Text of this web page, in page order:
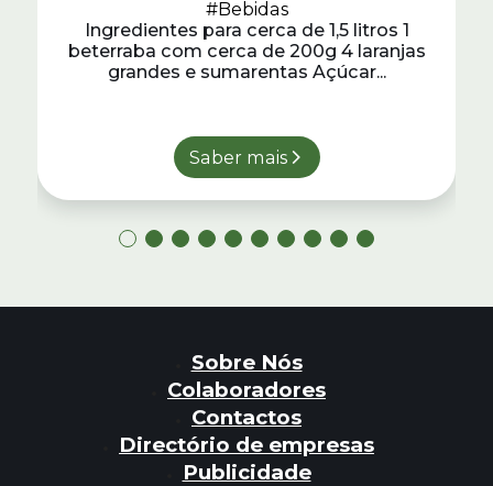
#Bebidas
Ingredientes para cerca de 1,5 litros 1
beterraba com cerca de 200g 4 laranjas
grandes e sumarentas Açúcar...
Saber mais
Sobre Nós
Colaboradores
Contactos
Directório de empresas
Publicidade